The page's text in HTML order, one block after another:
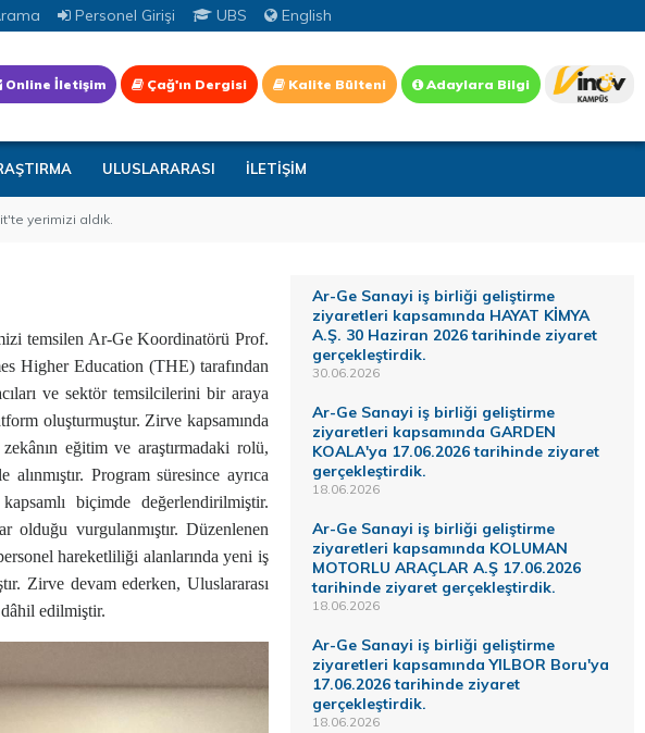
Personel Girişi UBS English
Online İletişim Çağ'ın Dergisi Kalite Bülteni Adaylara Bilgi
ULUSLARARASI İLETİŞİM
yerimizi aldık.
temsilen Ar-Ge Koordinatörü Prof.
Higher Education (THE) tarafından
ve sektör temsilcilerini bir araya
oluşturmuştur. Zirve kapsamında
eğitim ve araştırmadaki rolü,
Program süresince ayrıca
biçimde değerlendirilmiştir.
vurgulanmıştır. Düzenlenen
hareketliliği alanlarında yeni iş
Zirve devam ederken, Uluslararası
edilmiştir.
Ar-Ge Sanayi iş birliği geliştirme
ziyaretleri kapsamında HAYAT KİMYA
A.Ş. 30 Haziran 2026 tarihinde ziyaret
gerçekleştirdik.
30.06.2026
Ar-Ge Sanayi iş birliği geliştirme
ziyaretleri kapsamında GARDEN
KOALA'ya 17.06.2026 tarihinde ziyaret
gerçekleştirdik.
18.06.2026
Ar-Ge Sanayi iş birliği geliştirme
ziyaretleri kapsamında KOLUMAN
MOTORLU ARAÇLAR A.Ş 17.06.2026
tarihinde ziyaret gerçekleştirdik.
18.06.2026
Ar-Ge Sanayi iş birliği geliştirme
ziyaretleri kapsamında YILBOR Boru'ya
17.06.2026 tarihinde ziyaret
gerçekleştirdik.
18.06.2026